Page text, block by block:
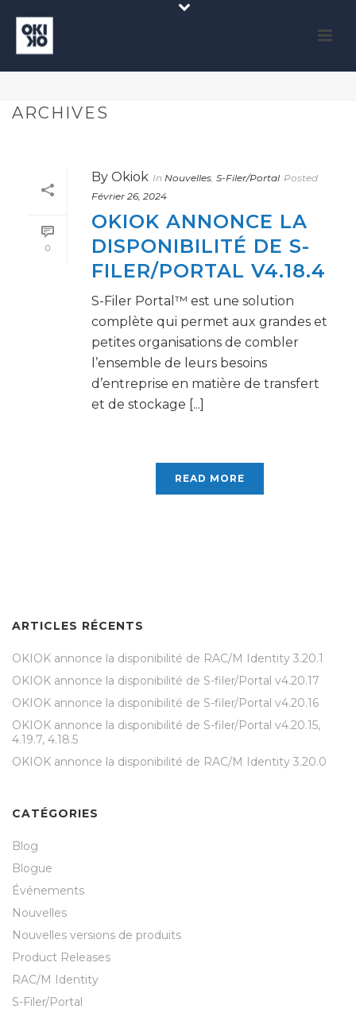
ARCHIVES
0
By Okiok In Nouvelles, S-Filer/Portal Posted
Février 26, 2024
OKIOK ANNONCE LA
DISPONIBILITÉ DE S-
FILER/PORTAL V4.18.4
S-Filer Portal™ est une solution
complète qui permet aux grandes et
petites organisations de combler
l’ensemble de leurs besoins
d’entreprise en matière de transfert
et de stockage [...]
READ MORE
ARTICLES RÉCENTS
OKIOK annonce la disponibilité de RAC/M Identity 3.20.1
OKIOK annonce la disponibilité de S-filer/Portal v4.20.17
OKIOK annonce la disponibilité de S-filer/Portal v4.20.16
OKIOK annonce la disponibilité de S-filer/Portal v4.20.15,
4.19.7, 4.18.5
OKIOK annonce la disponibilité de RAC/M Identity 3.20.0
CATÉGORIES
Blog
Blogue
Événements
Nouvelles
Nouvelles versions de produits
Product Releases
RAC/M Identity
S-Filer/Portal